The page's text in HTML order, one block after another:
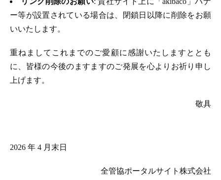
ー等が設置されている場合は、閉鎖日以降に削除をお願
いいたします。
重ねましてこれまでのご愛顧に感謝いたしますととも
に、皆様の今後のますますのご発展を心よりお祈り申し
上げます。
敬具
2026 年 4 月末日
全管協ポータルサイト株式会社